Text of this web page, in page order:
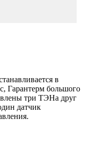
в
Гарантерм большого
три ТЭНа друг
датчик